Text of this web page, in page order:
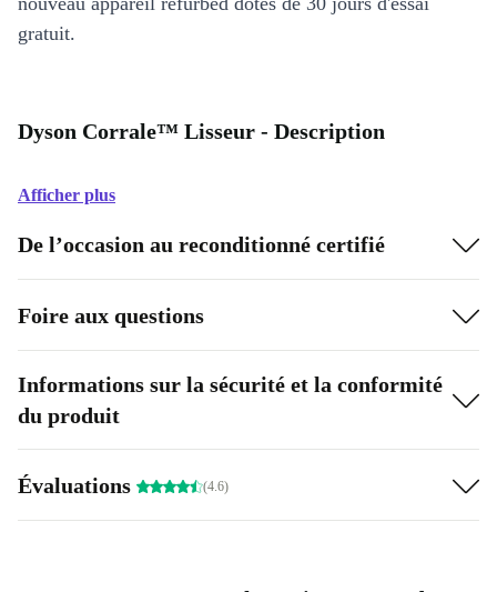
gratuit.
Dyson Corrale™ Lisseur - Description
Afficher plus
De l’occasion au reconditionné certifié
Foire aux questions
Informations sur la sécurité et la conformité
du produit
Évaluations (4.6)